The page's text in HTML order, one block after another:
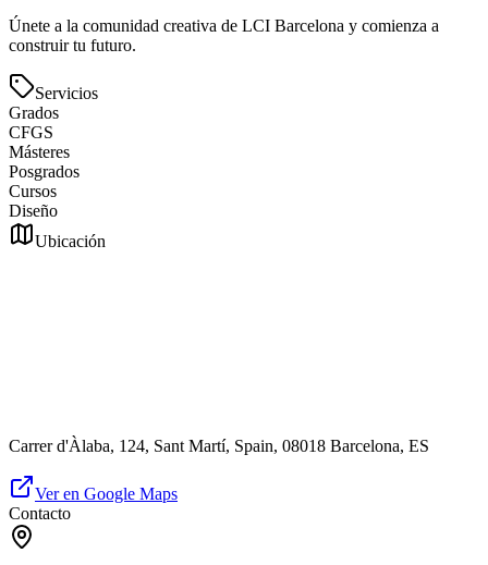
Únete a la comunidad creativa de LCI Barcelona y comienza a
construir tu futuro.
Servicios
Grados
CFGS
Másteres
Posgrados
Cursos
Diseño
Ubicación
Carrer d'Àlaba, 124, Sant Martí, Spain, 08018 Barcelona, ES
Ver en Google Maps
Contacto